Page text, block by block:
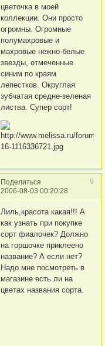
цветочка в моей
коллекции. Они просто
огромны. Огромные
полумахровые и
махровые нежно-белые
звезды, отмеченные
синим по краям
лепестков. Округлая
зубчатая средне-зеленая
листва. Супер сорт!
Поделиться
9
2006-08-03 00:20:28
Лиль,красота какая!!! А
как узнать при покупке
сорт фиалочек? Должно
на горшочке приклеено
название? А если нет?
Надо мне посмотреть в
магазине есть ли на
цветах названия сорта.